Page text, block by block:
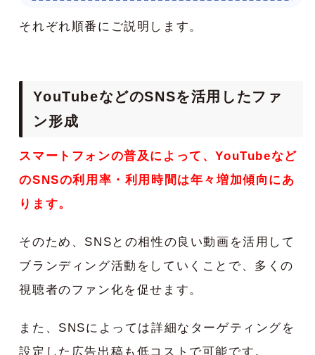
それぞれ順番にご説明します。
YouTubeなどのSNSを活用したファ
ン形成
スマートフォンの普及によって、YouTubeなど
のSNSの利用率・利用時間は年々増加傾向にあ
ります。
そのため、SNSとの相性の良い動画を活用して
ブランディング活動をしていくことで、多くの
視聴者のファン化を促せます。
また、SNSによっては詳細なターゲティングを
設定した広告出稿も低コストで可能です。